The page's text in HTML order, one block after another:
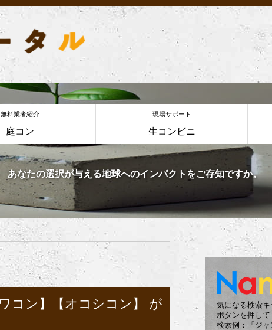
無料業者紹介
庭コン
現場サポート
生コンビニ
あなたの選択が与える地球へのインパクトをご存知ですか。
コン】【オコシコン】 が
気になる検索
ボタンを押して
検索例：「ジ